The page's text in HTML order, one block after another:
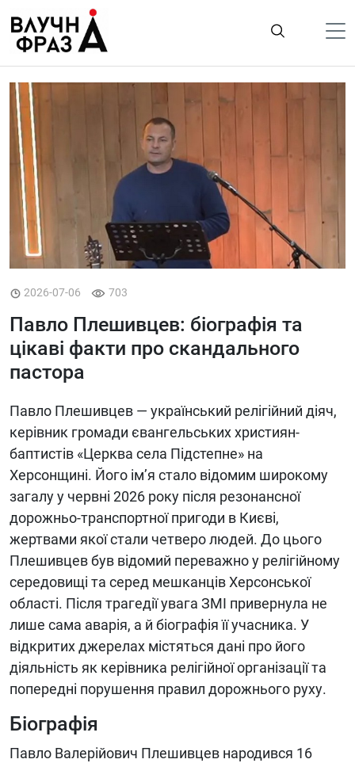
содержимому
Гроші
Життя
Лайфстайл
ТехноНаука
Людина
Корисності
Ukraine
Про нас
2026-07-06 703
Павло Плешивцев: біографія та
цікаві факти про скандального
пастора
Павло Плешивцев — український релігійний діяч,
керівник громади євангельських християн-
баптистів «Церква села Підстепне» на
Херсонщині. Його ім’я стало відомим широкому
загалу у червні 2026 року після резонансної
дорожньо-транспортної пригоди в Києві,
жертвами якої стали четверо людей. До цього
Плешивцев був відомий переважно у релігійному
середовищі та серед мешканців Херсонської
області. Після трагедії увага ЗМІ привернула не
лише сама аварія, а й біографія її учасника. У
відкритих джерелах містяться дані про його
діяльність як керівника релігійної організації та
попередні порушення правил дорожнього руху.
Біографія
Павло Валерійович Плешивцев народився 16